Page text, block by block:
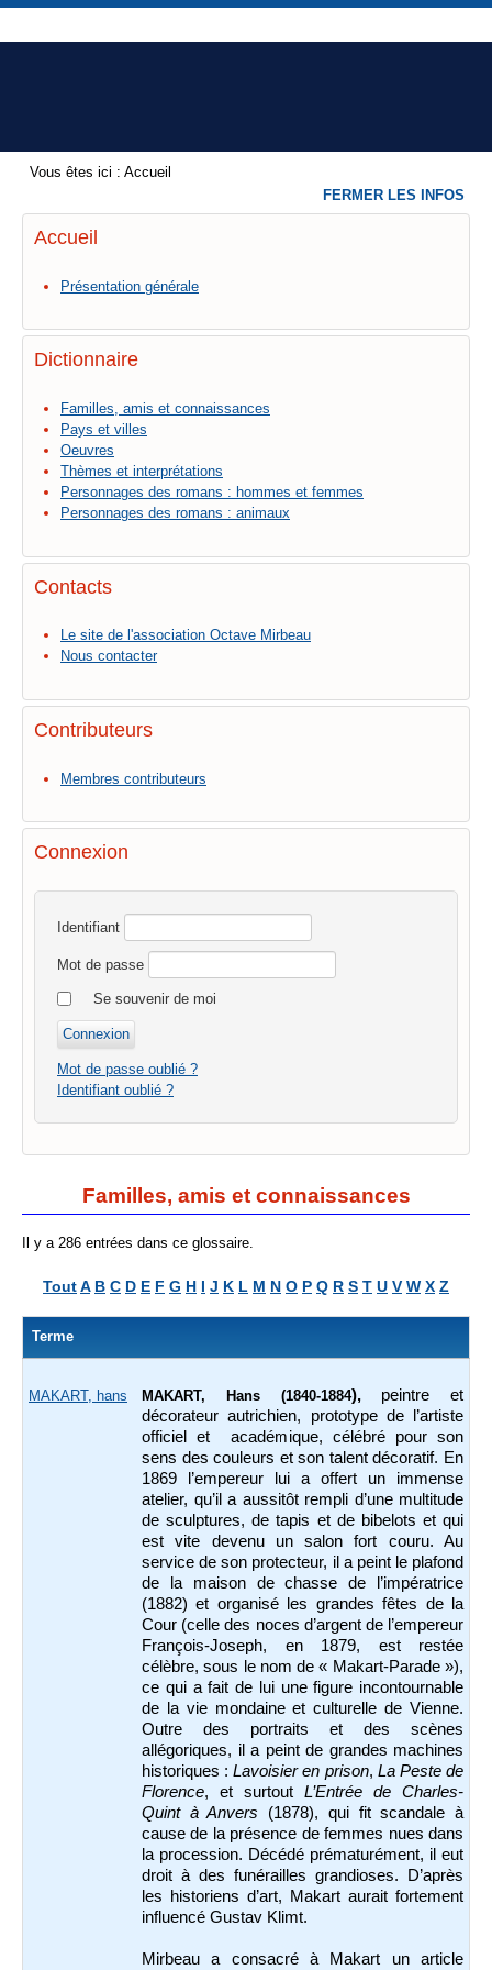
Vous êtes ici : Accueil
Accueil
Présentation générale
Dictionnaire
Familles, amis et connaissances
Pays et villes
Oeuvres
Thèmes et interprétations
Personnages des romans : hommes et femmes
Personnages des romans : animaux
Contacts
Le site de l'association Octave Mirbeau
Nous contacter
Contributeurs
Membres contributeurs
Connexion
Identifiant
Mot de passe
Se souvenir de moi
Mot de passe oublié ?
Identifiant oublié ?
Familles, amis et connaissances
Il y a 286 entrées dans ce glossaire.
ToutA B C D E F G H I J K L M N O P Q R S T U V W X Z
Terme
MAKART, hans MAKART, Hans (1840-1884),
peintre et
décorateur autrichien, prototype de l’artiste
officiel et académique, célébré pour son
sens des couleurs et son talent décoratif. En
1869 l’empereur lui a offert un immense
atelier, qu’il a aussitôt rempli d’une multitude
de sculptures, de tapis et de bibelots et qui
est vite devenu un salon fort couru. Au
service de son protecteur, il a peint le plafond
de la maison de chasse de l’impératrice
(1882) et organisé les grandes fêtes de la
Cour (celle des noces d’argent de l’empereur
François-Joseph, en 1879, est restée
célèbre, sous le nom de « Makart-Parade »),
ce qui a fait de lui une figure incontournable
de la vie mondaine et culturelle de Vienne.
Outre des portraits et des scènes
allégoriques, il a peint de grandes machines
historiques :Lavoisier en prison, La Peste de
Florence, et surtout L’Entrée de Charles-
Quint à Anvers (1878), qui fit scandale à
cause de la présence de femmes nues dans
la procession. Décédé prématurément, il eut
droit à des funérailles grandioses. D’après
les historiens d’art, Makart aurait fortement
influencé Gustav Klimt.
Mirbeau a consacré à Makart un article
FERMER LES INFOS